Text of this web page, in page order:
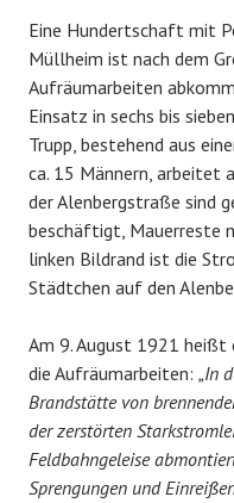
Eine Hundertschaft mit
Müllheim ist nach dem
Aufräumarbeiten
Einsatz in sechs bis
Trupp, bestehend aus
ca. 15 Männern, arbeitet
der Alenbergstraße sind
beschäftigt, Mauerreste
linken Bildrand ist die
Städtchen auf den
Am 9. August 1921 heißt
die Aufräumarbeiten: „In
Brandstätte von
der zerstörten
Feldbahngeleise
Sprengungen und